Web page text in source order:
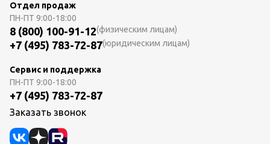
Отдел продаж
ПН-ПТ 9:00-18:00
8 (800) 100-91-12(физическим лицам)
+7 (495) 783-72-87(юридическим лицам)
Сервис и поддержка
ПН-ПТ 9:00-18:00
+7 (495) 783-72-87
Заказать звонок